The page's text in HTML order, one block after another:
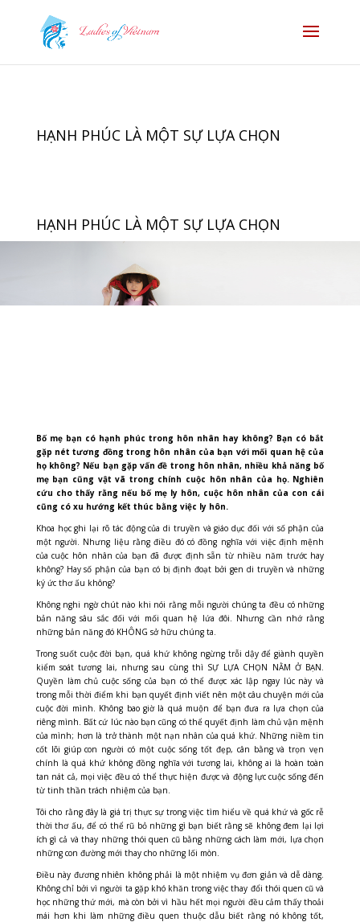
HẠNH PHÚC LÀ MỘT SỰ LỰA CHỌN
HẠNH PHÚC LÀ MỘT SỰ LỰA CHỌN
Bố mẹ bạn có hạnh phúc trong hôn nhân hay không? Bạn có bắt
gặp nét tương đồng trong hôn nhân của bạn với mối quan hệ của
họ không? Nếu bạn gặp vấn đề trong hôn nhân, nhiều khả năng bố
mẹ bạn cũng vật vã trong chính cuộc hôn nhân của họ. Nghiên
cứu cho thấy rằng nếu bố mẹ ly hôn, cuộc hôn nhân của con cái
cũng có xu hướng kết thúc bằng việc ly hôn.
Khoa học ghi lại rõ tác động của di truyền và giáo dục đối với số phận của
một người. Nhưng liệu rằng điều đó có đồng nghĩa với việc định mệnh
của cuộc hôn nhân của bạn đã được định sẵn từ nhiều năm trước hay
không? Hay số phận của bạn có bị định đoạt bởi gen di truyền và những
ký ức thơ ấu không?
Không nghi ngờ chút nào khi nói rằng mỗi người chúng ta đều có những
bản năng sâu sắc đối với mối quan hệ lứa đôi. Nhưng cần nhớ rằng
những bản năng đó KHÔNG sở hữu chúng ta.
Trong suốt cuộc đời bạn, quá khứ không ngừng trỗi dậy để giành quyền
kiểm soát tương lai, nhưng sau cùng thì SỰ LỰA CHỌN NẰM Ở BẠN.
Quyền làm chủ cuộc sống của bạn có thể được xác lập ngay lúc này và
trong mỗi thời điểm khi bạn quyết định viết nên một câu chuyện mới của
cuộc đời mình. Không bao giờ là quá muộn để bạn đưa ra lựa chọn của
riêng mình. Bất cứ lúc nào bạn cũng có thể quyết định làm chủ vận mệnh
của mình; hơn là trở thành một nạn nhân của quá khứ. Những niềm tin
cốt lõi giúp con người có một cuộc sống tốt đẹp, cân bằng và trọn vẹn
chính là quá khứ không đồng nghĩa với tương lai, không ai là hoàn toàn
tan nát cả, mọi việc đều có thể thực hiện được và động lực cuộc sống đến
từ tinh thần trách nhiệm của bạn.
Tôi cho rằng đây là giá trị thực sự trong việc tìm hiểu về quá khứ và gốc rễ
thời thơ ấu, để có thể rũ bỏ những gì bạn biết rằng sẽ không đem lại lợi
ích gì cả và thay những thói quen cũ bằng những cách làm mới, lựa chọn
những con đường mới thay cho những lối mòn.
Điều này đương nhiên không phải là một nhiệm vụ đơn giản và dễ dàng.
Không chỉ bởi vì người ta gặp khó khăn trong việc thay đổi thói quen cũ và
học những thứ mới, mà còn bởi vì hầu hết mọi người đều cảm thấy thoải
mái hơn khi làm những điều quen thuộc dẫu biết rằng nó không tốt,